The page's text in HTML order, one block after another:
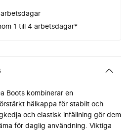
1 till 4 arbetsdagar*
Boots kombinerar en
hälkappa för stabilt och
och elastisk infällning gör dem
för daglig användning. Viktiga